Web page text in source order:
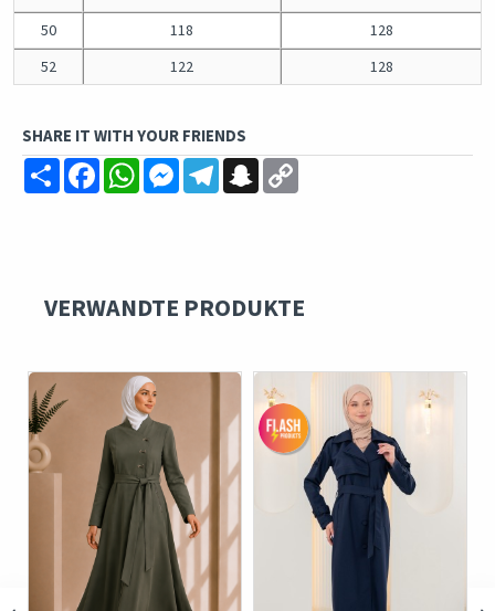
50
118
128
52
122 128
SHARE IT WITH YOUR FRIENDS
ShareFacebookWhatsAppMessengerTelegramSnapchat
VERWANDTE PRODUKTE